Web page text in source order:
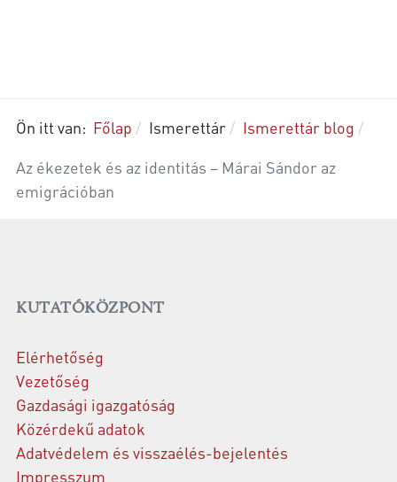
Ön itt van: Főlap Ismerettár
Ismerettár blog
Az ékezetek és az identitás – Márai Sándor az
emigrációban
KUTATÓKÖZPONT
Elérhetőség
Vezetőség
Gazdasági igazgatóság
Közérdekű adatok
Adatvédelem és visszaélés-bejelentés
Impresszum